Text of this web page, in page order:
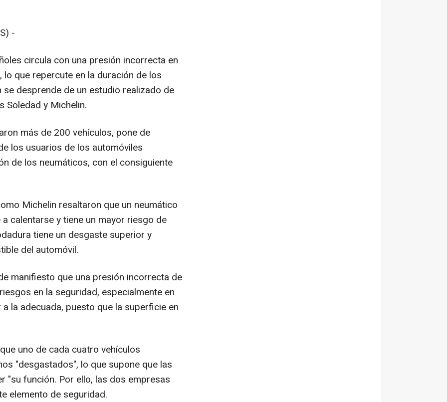
-
circula con una presión incorrecta en
que repercute en la duración de los
desprende de un estudio realizado de
Soledad y Michelin.
más de 200 vehículos, pone de
los usuarios de los automóviles
de los neumáticos, con el consiguiente
Michelin resaltaron que un neumático
calentarse y tiene un mayor riesgo de
tiene un desgaste superior y
del automóvil.
manifiesto que una presión incorrecta de
en la seguridad, especialmente en
la adecuada, puesto que la superficie en
uno de cada cuatro vehículos
"desgastados", lo que supone que las
"su función. Por ello, las dos empresas
elemento de seguridad.